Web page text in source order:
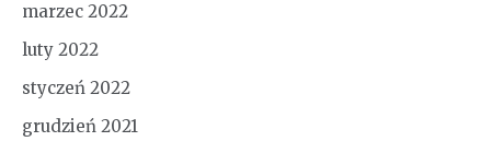
marzec 2022
luty 2022
styczeń 2022
grudzień 2021